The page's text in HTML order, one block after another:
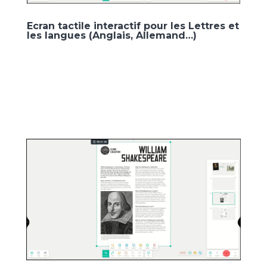
Ecran tactile interactif pour les Lettres et
les langues (Anglais, Allemand…)